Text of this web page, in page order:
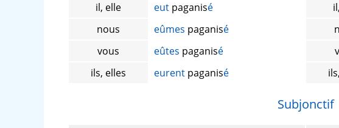
il, elle
eut paganisé
nous
eûmes paganisé
vous
eûtes paganisé
ils, elles
eurent paganisé
Subjonctif